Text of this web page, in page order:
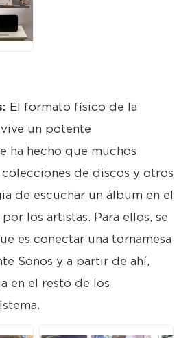
El formato físico de la
un potente
ha hecho que muchos
de discos y otros
de escuchar un álbum en el
los artistas. Para ellos, se
es conectar una tornamesa
Sonos y a partir de ahí,
en el resto de los